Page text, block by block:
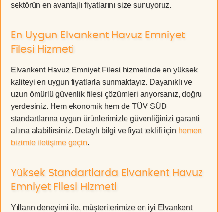
sektörün en avantajlı fiyatlarını size sunuyoruz.
En Uygun Elvankent Havuz Emniyet
Filesi Hizmeti
Elvankent Havuz Emniyet Filesi hizmetinde en yüksek
kaliteyi en uygun fiyatlarla sunmaktayız. Dayanıklı ve
uzun ömürlü güvenlik filesi çözümleri arıyorsanız, doğru
yerdesiniz. Hem ekonomik hem de TÜV SÜD
standartlarına uygun ürünlerimizle güvenliğinizi garanti
altına alabilirsiniz. Detaylı bilgi ve fiyat teklifi için hemen
bizimle iletişime geçin.
Yüksek Standartlarda Elvankent Havuz
Emniyet Filesi Hizmeti
Yılların deneyimi ile, müşterilerimize en iyi Elvankent